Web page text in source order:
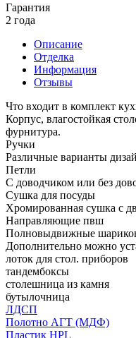
Гарантия
2 года
Описание
Отделка
Информация
Отзывы
Что входит в комплект
Корпус, влагостойкая
фурнитура.
Ручки
Различные варианты
Петли
С доводчиком или без
Сушка для посуды
Хромированная сушка с
Направляющие пвш
Полновыдвижные
Дополнительно можно
лоток для стол. приборов
тандембоксы
столешница из камня
бутылочница
ЛДСП
Полотно АГТ (МДФ)
Пластик HPL